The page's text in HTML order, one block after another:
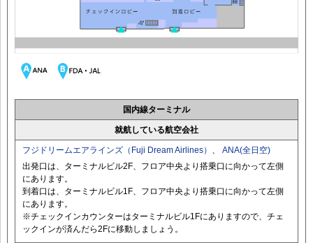
国内線ターミナル
就航している航空会社
フジドリームエアラインズ（Fuji Dream Airlines） 、 ANA(全日空)
出発口は、ターミナルビル2F、フロア中央より搭乗口に向かって左側
にあります。
到着口は、ターミナルビル1F、フロア中央より搭乗口に向かって左側
にあります。
※チェックインカウンターはターミナルビル1Fにありますので、チェ
ックインが済んだら2Fに移動しましょう。